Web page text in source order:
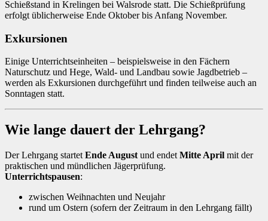
Schießstand in Krelingen bei Walsrode statt. Die Schießprüfung
erfolgt üblicherweise Ende Oktober bis Anfang November.
Exkursionen
Einige Unterrichtseinheiten – beispielsweise in den Fächern
Naturschutz und Hege, Wald- und Landbau sowie Jagdbetrieb –
werden als Exkursionen durchgeführt und finden teilweise auch an
Sonntagen statt.
Wie lange dauert der Lehrgang?
Der Lehrgang startet Ende August und endet Mitte April mit der
praktischen und mündlichen Jägerprüfung.
Unterrichtspausen:
zwischen Weihnachten und Neujahr
rund um Ostern (sofern der Zeitraum in den Lehrgang fällt)